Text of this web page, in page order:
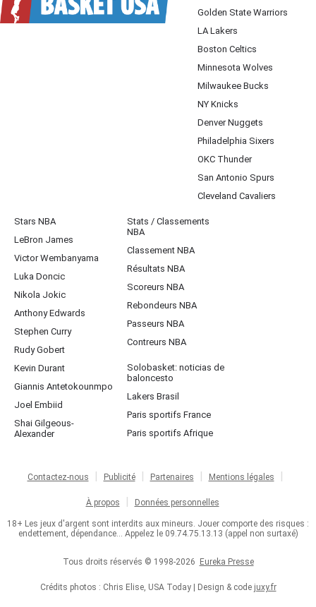
Golden State Warriors
LA Lakers
Boston Celtics
Minnesota Wolves
Milwaukee Bucks
NY Knicks
Denver Nuggets
Philadelphia Sixers
OKC Thunder
San Antonio Spurs
Cleveland Cavaliers
Stars NBA
LeBron James
Victor Wembanyama
Luka Doncic
Nikola Jokic
Anthony Edwards
Stephen Curry
Rudy Gobert
Kevin Durant
Giannis Antetokounmpo
Joel Embiid
Shai Gilgeous-
Alexander
Stats / Classements
NBA
Classement NBA
Résultats NBA
Scoreurs NBA
Rebondeurs NBA
Passeurs NBA
Contreurs NBA
Solobasket: noticias de
baloncesto
Lakers Brasil
Paris sportifs France
Paris sportifs Afrique
Contactez-nous Publicité Partenaires Mentions légales
À propos Données personnelles
18+ Les jeux d'argent sont interdits aux mineurs. Jouer comporte des risques :
endettement, dépendance... Appelez le 09.74.75.13.13 (appel non surtaxé)
Tous droits réservés © 1998-2026 Eureka Presse
Crédits photos : Chris Elise, USA Today | Design & code juxy.fr